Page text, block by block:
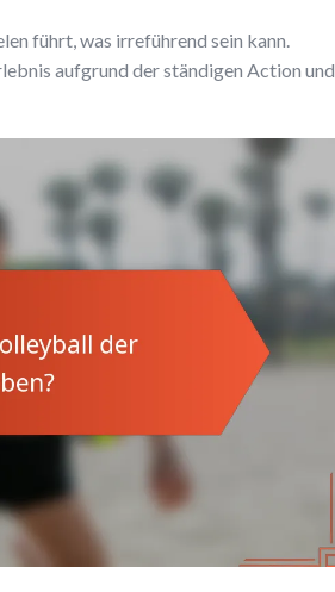
führt, was irreführend sein kann.
aufgrund der ständigen Action und